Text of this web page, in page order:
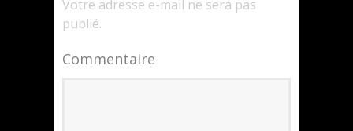
Votre adresse e-mail ne sera pas
publié.
Commentaire